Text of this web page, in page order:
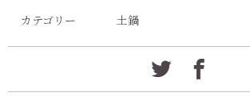
カテゴリー 土鍋